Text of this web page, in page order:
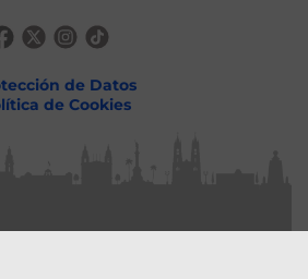
de Datos
de Cookies